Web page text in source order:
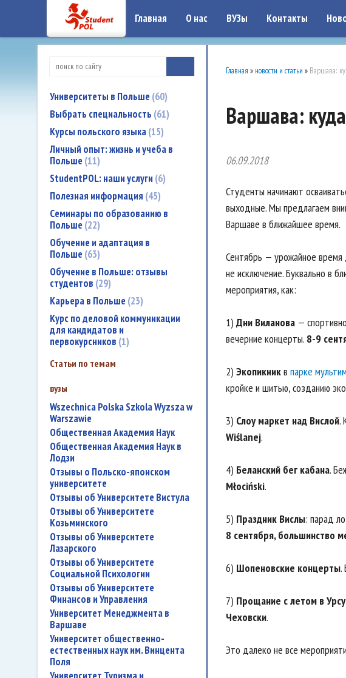
google-site-verification: google7a917c261df1566b.htmlgoogle-site-verification:
Главная О нас ВУЗы Контакты
Университеты в Польше 60
Выбрать специальность 61
Курсы польского языка 15
Личный опыт: жизнь и учеба в
Польше 11
StudentPOL: наши услуги 6
Полезная информация 45
Семинары по образованию в
Польше 22
Обучение и адаптация в
Польше 63
Обучение в Польше: отзывы
студентов 29
Карьера в Польше 23
Курс по деловой коммуникации
для кандидатов и
первокурсников 1
Статьи по темам
вузы
Wszechnica Polska Szkola Wyzsza w
Warszawie
Общественная Академия Наук
Общественная Академия Наук в
Лодзи
Отзывы о Польско-японском
университете
Отзывы об Университете Вистула
Отзывы об Университете
Козьминского
Отзывы об Университете
Лазарского
Отзывы об Университете
Социальной Психологии
Отзывы об Университете
Финансов и Управления
Университет Менеджмента в
Варшаве
Университет общественно-
естественных наук им. Винцента
Поля
Главная » новости и статьи » Варшава:
Варшава:
06.09.2018
Студенты начинают
выходные. Мы предлагаем
Варшаве в ближайшее время.
Сентябрь — урожайное время
не исключение. Буквально в
мероприятия, как:
1) Дни Виланова —
вечерние концерты. 8-9
2) Экопикникв парке
кройке и шитью, созданию
3) Слоу маркет над Вислой.
Wiślanej.
4) Беланский бег кабана.
Młociński.
5) Праздник Вислы: парад
8 сентября, большинство
6) Шопеновские концерты.
7) Прощание с летом в
Чеховски.
Это далеко не все